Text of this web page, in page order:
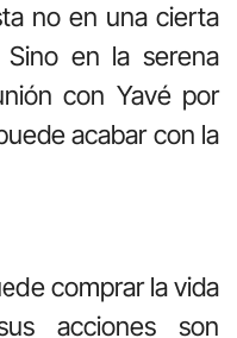
no en una cierta
Sino en la serena
con Yavé por
acabar con la
comprar la vida
acciones son